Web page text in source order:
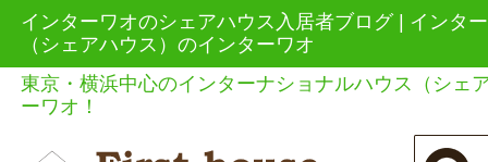
インターワオのシェアハウス入居者ブログ | インタ
（シェアハウス）のインターワオ
東京・横浜中心のインターナショナルハウス（シェ
ーワオ！